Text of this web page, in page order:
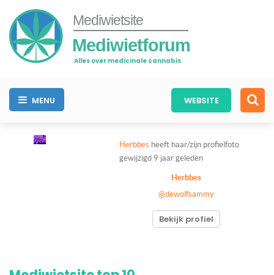
Mediwietsite
Mediwietforum
Alles over medicinale cannabis
MENU WEBSITE
Herbbes heeft haar/zijn profielfoto
gewijzigd 9 jaar geleden
Herbbes
@dewolfsammy
Bekijk profiel